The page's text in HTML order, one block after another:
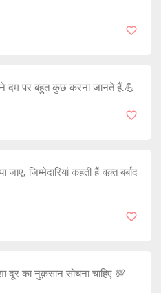
दम पर बहुत कुछ करना जानते हैं.💪
जिम्मेदारियां कहती हैं वक़्त बर्बाद
का नुक़सान सोचना चाहिए 💯